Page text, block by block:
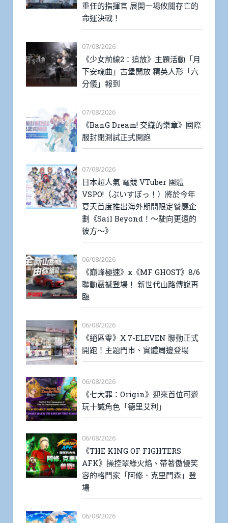
重任的指揮官 展開一場攸關存亡的
命運決戰！
07/08/2026
《少女前線2：追放》主題活動「月
下安魂曲」古堡開放 精英人形「六
分儀」報到
07/08/2026
《BanG Dream! 交織的樂章》國際
服封閉測試正式開跑
07/08/2026
日本超人氣 電競 VTuber 團體
VSPO!（ぶいすぽっ！）將於今年
夏天首度推出海外期間限定餐廳企
劃《Sail Beyond！～駛向更遠的
彼方～》
06/08/2026
《巔峰極速》x《MF GHOST》8/6
聯動震撼登場！ 新世代山路傳說再
臨
06/08/2026
《絕區零》X 7-ELEVEN 聯動正式
開跑！主題門市、實體周邊登場
06/08/2026
《七大罪：Origin》迎來首位可遊
玩十誡角色「德里艾利」
06/08/2026
《THE KING OF FIGHTERS
AFK》操控翠綠火焰、帶著傲慢笑
容的格鬥家「阿修．克里門森」登
場
06/08/2026